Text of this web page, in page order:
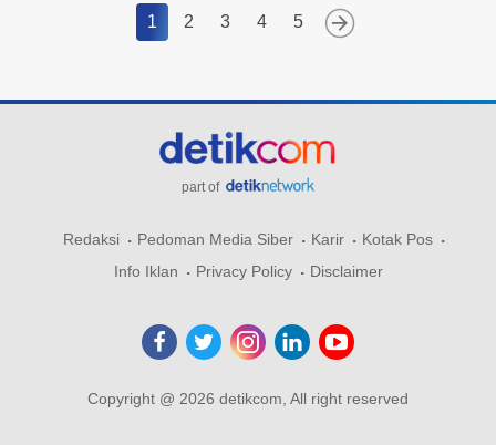
1 2 3 4 5
part of
Redaksi Pedoman Media Siber Karir
Kotak Pos
Info Iklan
Privacy Policy Disclaimer
Copyright @ 2026 detikcom, All right reserved